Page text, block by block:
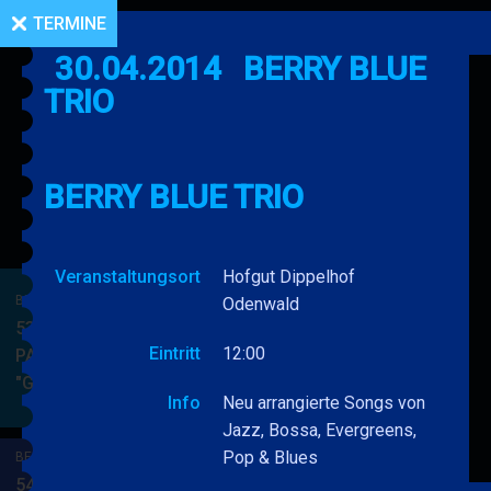
BERRY BLUE & BAND
53. JAZZ Matinee in den
PARKSIDE STUDIOS
"Gypsy Jazz"
BLUE
BERRY BLUE & BAND
54. JAZZ Matinee in den
TERMINE
30.04.2014
BERRY BLUE
TRIO
BERRY BLUE TRIO
Veranstaltungsort
Hofgut Dippelhof
Odenwald
Eintritt 12:00
Info
Neu arrangierte Songs von
Jazz, Bossa, Evergreens,
Pop & Blues